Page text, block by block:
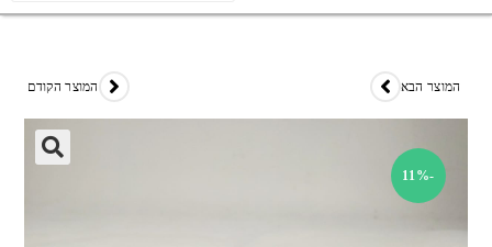
-11%
המוצר הקודם המוצר הבא